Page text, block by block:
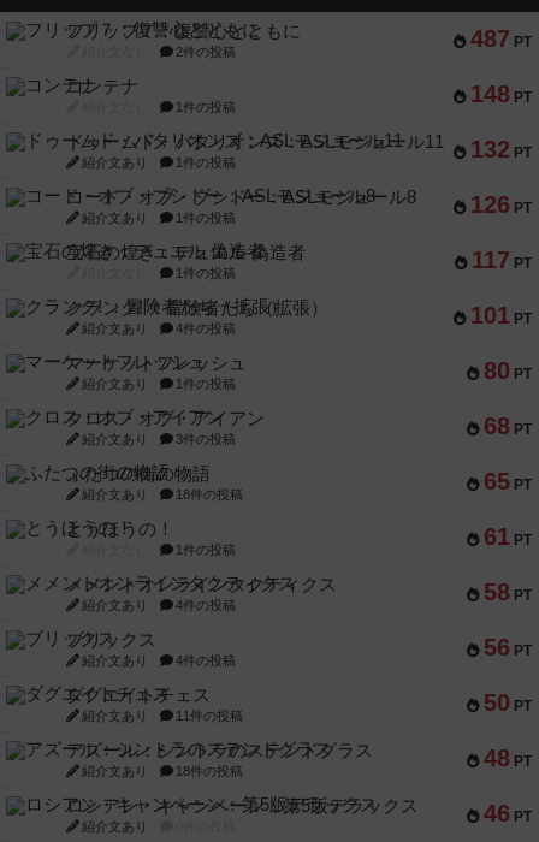
487 PT
フリップ７：復讐心とともに
2件の投稿
148 PT
コンテナ
1件の投稿
132 PT
ドゥームド・バタリオンズ：ASLモジュール11
紹介文あり 1件の投稿
126 PT
コード・オブ・ブシドー：ASLモジュール8
紹介文あり 1件の投稿
117 PT
宝石の煌き：デュエル 偽造者
1件の投稿
101 PT
クランク! ：冒険者たち（拡張）
紹介文あり 4件の投稿
80 PT
マーケットフレッシュ
紹介文あり 1件の投稿
68 PT
クロス・オブ・アイアン
紹介文あり 3件の投稿
65 PT
ふたつの街の物語
紹介文あり 18件の投稿
61 PT
とうほうの！
1件の投稿
58 PT
メメントオンラインタクティクス
紹介文あり 4件の投稿
56 PT
ブリックス
紹介文あり 4件の投稿
50 PT
ダグエイトチェス
紹介文あり 11件の投稿
48 PT
アズール：シントラのステンドグラス
紹介文あり 18件の投稿
46 PT
ロシアン・キャンペーン：第5版デラックス
紹介文あり